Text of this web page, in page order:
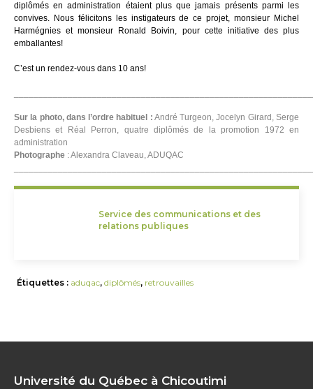
diplômés en administration étaient plus que jamais présents parmi les
convives. Nous félicitons les instigateurs de ce projet, monsieur Michel
Harmégnies et monsieur Ronald Boivin, pour cette initiative des plus
emballantes!
C’est un rendez-vous dans 10 ans!
Sur la photo, dans l’ordre habituel : André Turgeon, Jocelyn Girard, Serge
Desbiens et Réal Perron, quatre diplômés de la promotion 1972 en
administration
Photographe : Alexandra Claveau, ADUQAC
Service des communications et des
relations publiques
Étiquettes : aduqac,diplômés, retrouvailles
Université du Québec à Chicoutimi